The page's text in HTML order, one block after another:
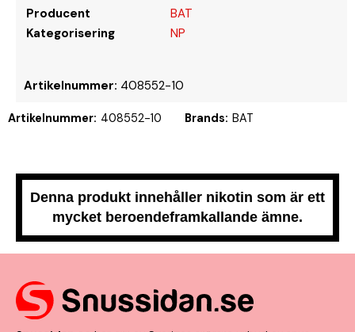
Producent
BAT
Kategorisering
NP
Artikelnummer: 408552-10
Artikelnummer: 408552-10 Brands: BAT
Denna produkt innehåller nikotin som är ett
mycket beroendeframkallande ämne.